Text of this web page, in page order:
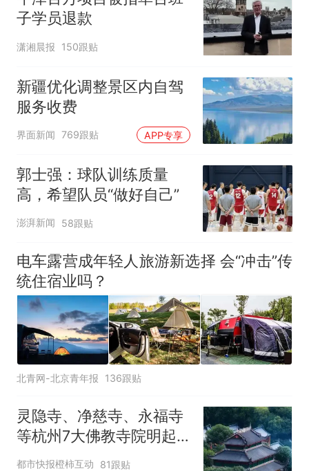
子学员退款
潇湘晨报 150跟贴
新疆优化调整景区内自驾
服务收费
界面新闻 769跟贴 APP专享
郭士强：球队训练质量
高，希望队员“做好自己”
澎湃新闻 58跟贴
电车露营成年轻人旅游新选择 会“冲击”传
统住宿业吗？
北青网-北京青年报 136跟贴
灵隐寺、净慈寺、永福寺
等杭州7大佛教寺院明起
临时关闭，别跑空了
都市快报橙柿互动 81跟贴